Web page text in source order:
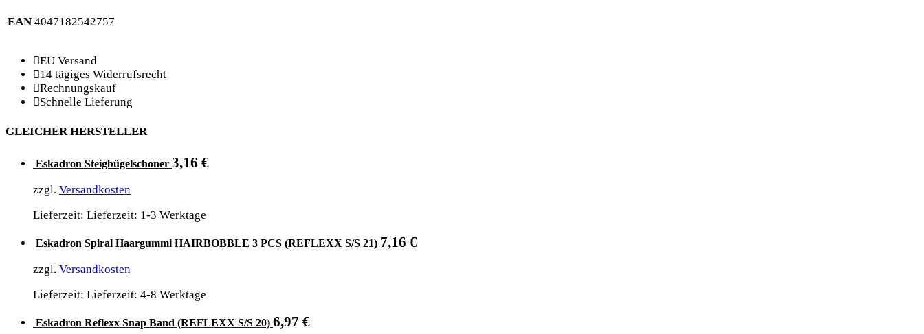
EAN 4047182542757
EU Versand
14 tägiges Widerrufsrecht
Rechnungskauf
Schnelle Lieferung
GLEICHER HERSTELLER
Eskadron Steigbügelschoner 3,16 €
zzgl. Versandkosten
Lieferzeit: Lieferzeit: 1-3 Werktage
Eskadron Spiral Haargummi HAIRBOBBLE 3 PCS (REFLEXX S/S 21) 7,16 €
zzgl. Versandkosten
Lieferzeit: Lieferzeit: 4-8 Werktage
Eskadron Reflexx Snap Band (REFLEXX S/S 20) 6,97 €